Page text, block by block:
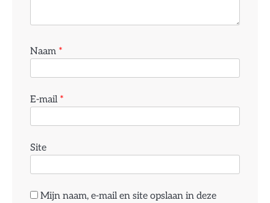
Naam *
E-mail *
Site
Mijn naam, e-mail en site opslaan in deze